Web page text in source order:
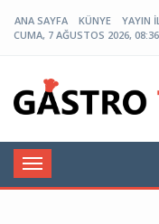
ANA SAYFA KÜNYE YAYIN
CUMA, 7 AĞUSTOS 2026,
Menü